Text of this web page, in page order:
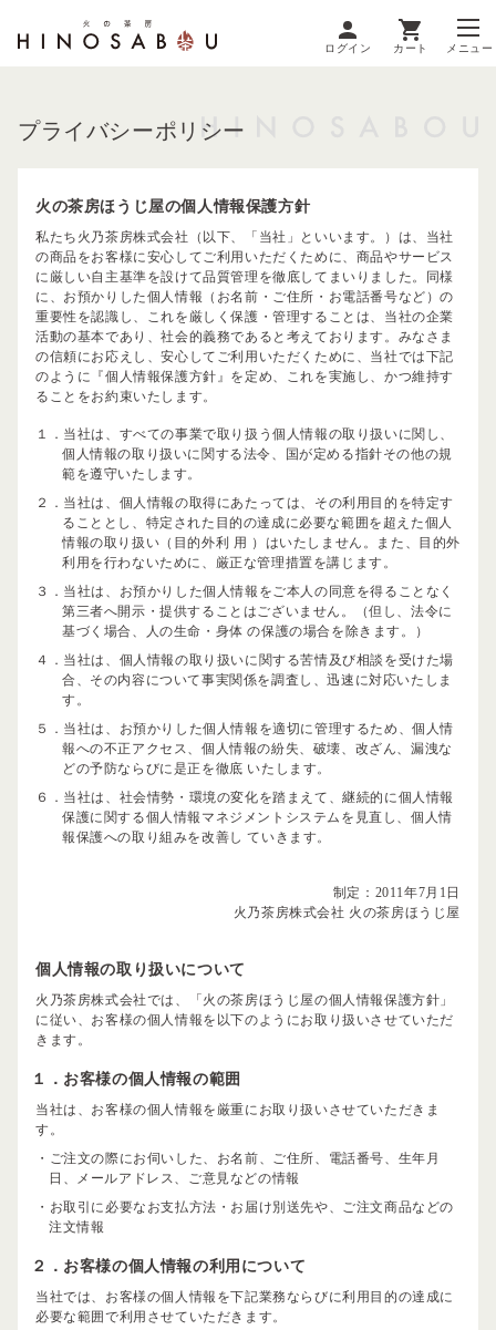
ログイン カート メニュー
プライバシーポリシー
火の茶房ほうじ屋の個人情報保護方針
私たち火乃茶房株式会社（以下、「当社」といいます。）は、当社
の商品をお客様に安心してご利用いただくために、商品やサービス
に厳しい自主基準を設けて品質管理を徹底してまいりました。同様
に、お預かりした個人情報（お名前・ご住所・お電話番号など）の
重要性を認識し、これを厳しく保護・管理することは、当社の企業
活動の基本であり、社会的義務であると考えております。みなさま
の信頼にお応えし、安心してご利用いただくために、当社では下記
のように『個人情報保護方針』を定め、これを実施し、かつ維持す
ることをお約束いたします。
１．当社は、すべての事業で取り扱う個人情報の取り扱いに関し、
個人情報の取り扱いに関する法令、国が定める指針その他の規
範を遵守いたします。
２．当社は、個人情報の取得にあたっては、その利用目的を特定す
ることとし、特定された目的の達成に必要な範囲を超えた個人
情報の取り扱い（目的外利 用 ）はいたしません。また、目的外
利用を行わないために、厳正な管理措置を講じます。
３．当社は、お預かりした個人情報をご本人の同意を得ることなく
第三者へ開示・提供することはございません。（但し、法令に
基づく場合、人の生命・身体 の保護の場合を除きます。）
４．当社は、個人情報の取り扱いに関する苦情及び相談を受けた場
合、その内容について事実関係を調査し、迅速に対応いたしま
す。
５．当社は、お預かりした個人情報を適切に管理するため、個人情
報への不正アクセス、個人情報の紛失、破壊、改ざん、漏洩な
どの予防ならびに是正を徹底 いたします。
６．当社は、社会情勢・環境の変化を踏まえて、継続的に個人情報
保護に関する個人情報マネジメントシステムを見直し、個人情
報保護への取り組みを改善し ていきます。
制定：2011年7月1日
火乃茶房株式会社 火の茶房ほうじ屋
個人情報の取り扱いについて
火乃茶房株式会社では、「火の茶房ほうじ屋の個人情報保護方針」
に従い、お客様の個人情報を以下のようにお取り扱いさせていただ
きます。
１．お客様の個人情報の範囲
当社は、お客様の個人情報を厳重にお取り扱いさせていただきま
す。
・ご注文の際にお伺いした、お名前、ご住所、電話番号、生年月
日、メールアドレス、ご意見などの情報
・お取引に必要なお支払方法・お届け別送先や、ご注文商品などの
注文情報
２．お客様の個人情報の利用について
当社では、お客様の個人情報を下記業務ならびに利用目的の達成に
必要な範囲で利用させていただきます。